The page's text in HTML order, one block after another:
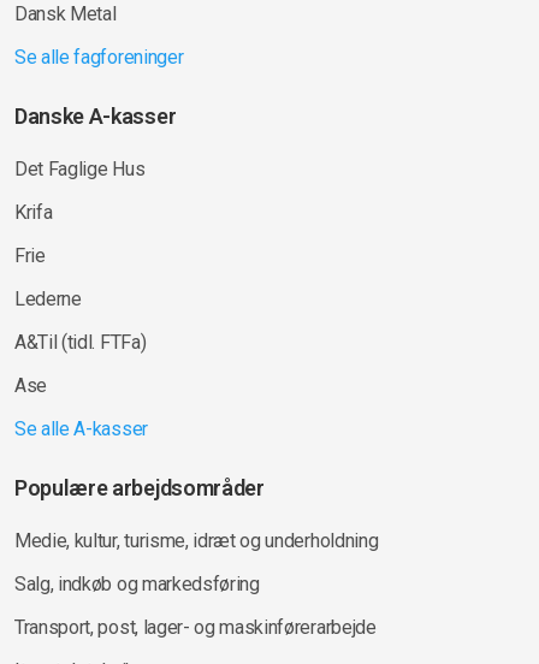
Dansk Metal
Se alle fagforeninger
Danske A-kasser
Det Faglige Hus
Krifa
Frie
Lederne
A&Til (tidl. FTFa)
Ase
Se alle A-kasser
Populære arbejdsområder
Medie, kultur, turisme, idræt og underholdning
Salg, indkøb og markedsføring
Transport, post, lager- og maskinførerarbejde